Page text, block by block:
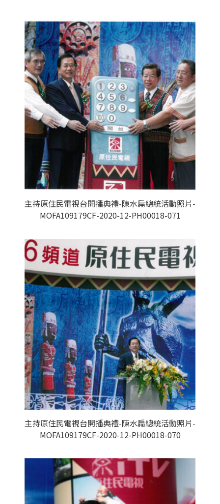
主持原住民電視台開播典禮-陳水扁總統活動照片-
MOFA109179CF-2020-12-PH00018-071
主持原住民電視台開播典禮-陳水扁總統活動照片-
MOFA109179CF-2020-12-PH00018-070